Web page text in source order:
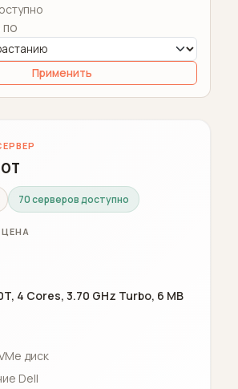
Применить
70 серверов доступно
4 Cores, 3.70 GHz Turbo, 6 MB
диск
Dell